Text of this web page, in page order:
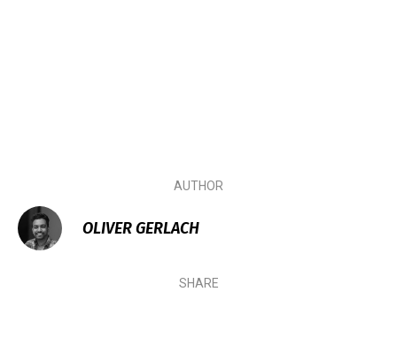
AUTHOR
OLIVER GERLACH
SHARE